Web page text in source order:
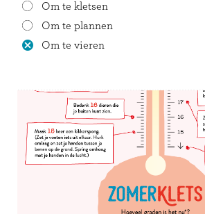
Om te kletsen
Om te plannen
Om te vieren